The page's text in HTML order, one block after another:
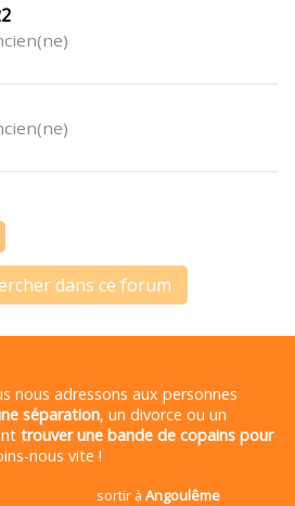
dans ce forum
nous adressons aux personnes
séparation, un divorce ou un
trouver une bande de copains pour
nous vite !
sortir àAngoulême